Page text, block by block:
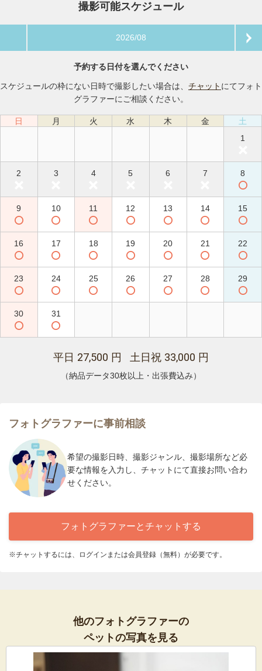
撮影可能スケジュール
2026/08
予約する日付を選んでください
スケジュールの枠にない日時で撮影したい場合は、 チャット にてフォト
グラファーにご相談ください。
日 月 火 水 木 金
土
1
2 3 4 5 6 7 8
9 10 11 12 13 14 15
16 17 18 19 20 21 22
23 24 25 26 27 28 29
30 31
平日 27,500 円 土日祝 33,000 円
（納品データ30枚以上・出張費込み）
フォトグラファーに事前相談
希望の撮影日時、撮影ジャンル、撮影場所など必
要な情報を入力し、チャットにて直接お問い合わ
せください。
フォトグラファーとチャットする
※チャットするには、ログインまたは会員登録（無料）が必要です。
他のフォトグラファーの
ペットの写真を見る